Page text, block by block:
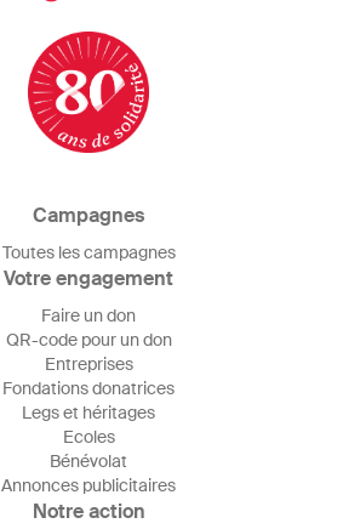
Campagnes
Toutes les campagnes
Votre engagement
Faire un don
QR-code pour un don
Entreprises
Fondations donatrices
Legs et héritages
Ecoles
Bénévolat
Annonces publicitaires
Notre action